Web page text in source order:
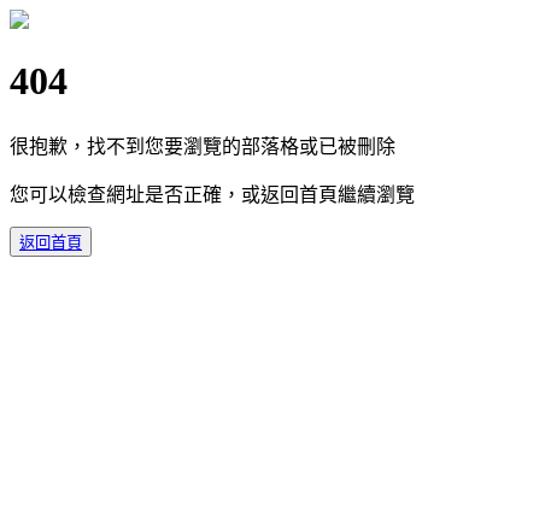
404
很抱歉，找不到您要瀏覽的部落格或已被刪除
您可以檢查網址是否正確，或返回首頁繼續瀏覽
返回首頁